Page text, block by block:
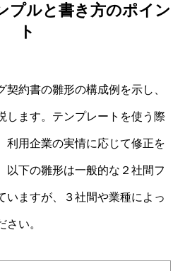
プルと書き方のポイン
ト
契約書の雛形の構成例を示し、
します。テンプレートを使う際
利用企業の実情に応じて修正を
以下の雛形は一般的な２社間フ
いますが、３社間や業種によっ
い。